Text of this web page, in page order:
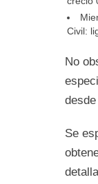
Civil:
No
Se